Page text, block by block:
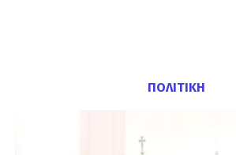
ΠΟΛΙΤΙΚΗ